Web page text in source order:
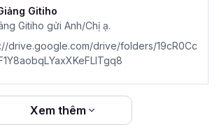
Gitiho
Gitiho gửi Anh/Chị ạ.
drive.google.com/drive/folders/19cR0Cc
Xem thêm